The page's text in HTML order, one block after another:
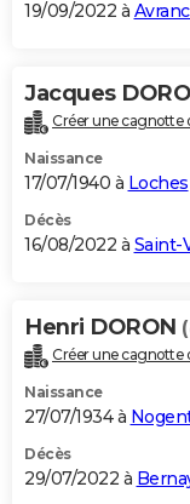
19/09/2022 à
Jacques
Créer une cagnotte
Naissance
17/07/1940 à Loches
Décès
16/08/2022 à Saint-
Henri DORON
Créer une cagnotte
Naissance
27/07/1934 à
Décès
29/07/2022 à